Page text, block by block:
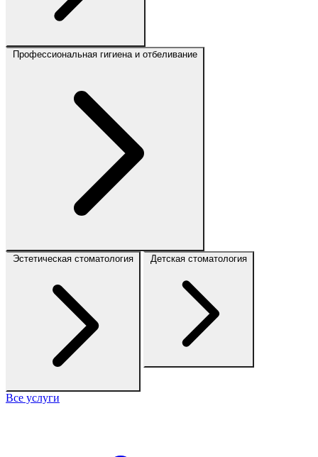
Профессиональная гигиена и отбеливание
Эстетическая стоматология Детская стоматология
Все услуги